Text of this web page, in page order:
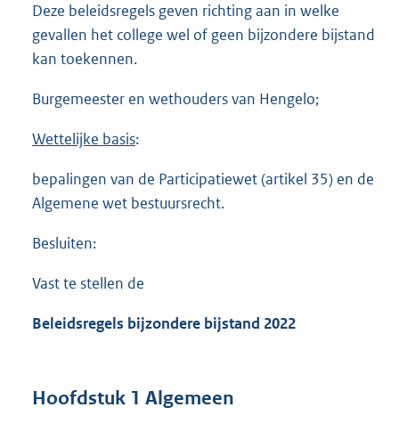
Deze beleidsregels geven richting aan in welke
gevallen het college wel of geen bijzondere bijstand
kan toekennen.
Burgemeester en wethouders van Hengelo;
Wettelijke basis:
bepalingen van de Participatiewet (artikel 35) en de
Algemene wet bestuursrecht.
Besluiten:
Vast te stellen de
Beleidsregels bijzondere bijstand 2022
Hoofdstuk 1 Algemeen